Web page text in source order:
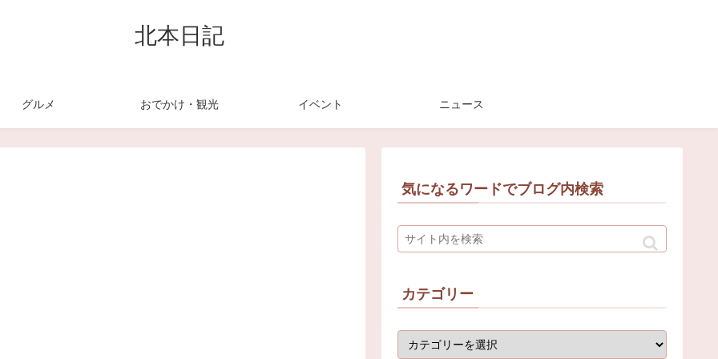
北本日記
グルメ おでかけ・観光 イベント ニュース
気になるワードでブログ内検索
カテゴリー